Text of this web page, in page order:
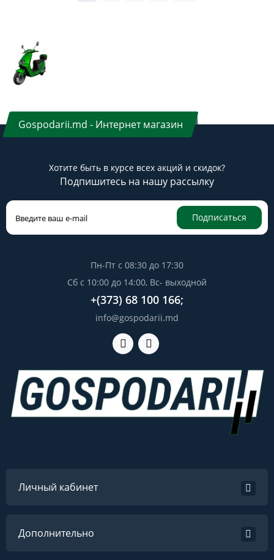
Gospodarii.md - Интернет магазин
Хотите быть в курсе всех акций и скидок?
Подпишитесь на нашу рассылку
Подписаться
Пн-Пт с 08:30 до 17:30
Сб с 10:00 до 14:00, Вс- выходной
+(373) 68 100 166;
info@gospodarii.md
Личный кабинет
Дополнительно